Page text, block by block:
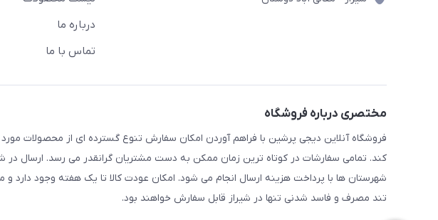
درباره ما
تماس با ما
مختصری درباره فروشگاه
فروشگاه آنلاین دیجی پرشین با فراهم آوردن امکان سفارش تنوع گسترده ای از محصولات
کند. تمامی سفارشات در کوتاه ترین زمان ممکن به دست مشتریان گرانقدر می رسد. ارسال در
شهرستان ها با پرداخت هزینه ارسال انجام می شود. امکان عودت کالا تا یک هفته وجود
تند مصرف و فاسد شدنی تنها در شیراز قابل سفارش خواهند بود.